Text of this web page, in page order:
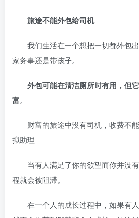
旅途不能外包给司机
我们生活在一个想把一切都外包
家务事还是带孩子。
外包可能在清洁厕所时有用，但
富。
财富的旅途中没有司机，收费不
拟助理
当有人满足了你的欲望而你并没
程就会被阻滞。
在一个人的成长过程中，如果有